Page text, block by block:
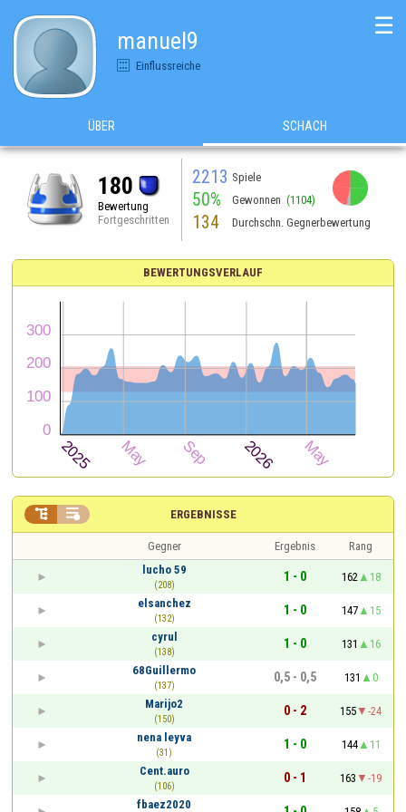
manuel9
Einflussreiche
☰
ÜBER SCHACH
180
Bewertung
Fortgeschritten
2213 Spiele
50% Gewonnen (1104)
134 Durchschn. Gegnerbewertung
BEWERTUNGSVERLAUF
ERGEBNISSE
 
Gegner Ergebnis
Rang
lucho 59
(208)
1 - 0 162
18
elsanchez
(132)
1 - 0 147
15
cyrul
(138)
1 - 0 131
16
68Guillermo
(137)
0,5 - 0,5 131
0
Marijo2
(150)
0 - 2 155
-24
nena leyva
(31)
1 - 0 144
11
Cent.auro
(106)
0 - 1 163
-19
fbaez2020